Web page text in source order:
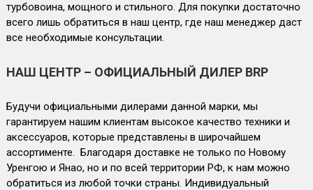
турбовоина, мощного и стильного. Для покупки достаточно
всего лишь обратиться в наш центр, где наш менеджер даст
все необходимые консультации.
НАШ ЦЕНТР – ОФИЦИАЛЬНЫЙ ДИЛЕР BRP
Будучи официальными дилерами данной марки, мы
гарантируем нашим клиентам высокое качество техники и
аксессуаров, которые представлены в широчайшем
ассортименте. Благодаря доставке не только по Новому
Уренгою и Янао, но и по всей территории РФ, к нам можно
обратиться из любой точки страны. Индивидуальный